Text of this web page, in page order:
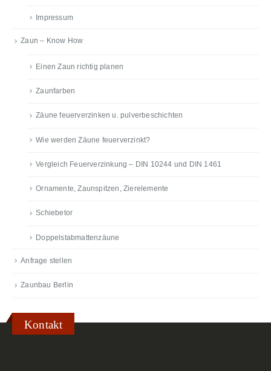
Impressum
Zaun – Know How
Einen Zaun richtig planen
Zaunfarben
Zäune feuerverzinken u. pulverbeschichten
Wie werden Zäune feuerverzinkt?
Vergleich Feuerverzinkung – DIN 10244 und DIN 1461
Ornamente, Zaunspitzen, Zierelemente
Schiebetor
Doppelstabmattenzäune
Anfrage stellen
Zaunbau Berlin
Kontakt